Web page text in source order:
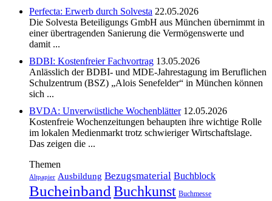
Perfecta: Erwerb durch Solvesta 22.05.2026
Die Solvesta Beteiligungs GmbH aus München übernimmt in
einer übertragenden Sanierung die Vermögenswerte und
damit ...
BDBI: Kostenfreier Fachvortrag 13.05.2026
Anlässlich der BDBI- und MDE-Jahrestagung im Beruflichen
Schulzentrum (BSZ) „Alois Senefelder“ in München können
sich ...
BVDA: Unverwüstliche Wochenblätter12.05.2026
Kostenfreie Wochenzeitungen behaupten ihre wichtige Rolle
im lokalen Medienmarkt trotz schwieriger Wirtschaftslage.
Das zeigen die ...
Themen
Altpapier Ausbildung Bezugsmaterial Buchblock
BucheinbandBuchkunst Buchmesse